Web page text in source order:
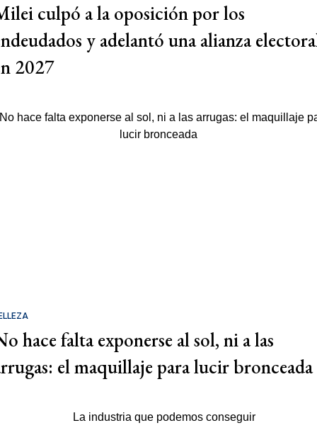
culpó a la oposición por los
y adelantó una alianza
2027
hace falta exponerse al sol, ni a las
el maquillaje para lucir bronceada